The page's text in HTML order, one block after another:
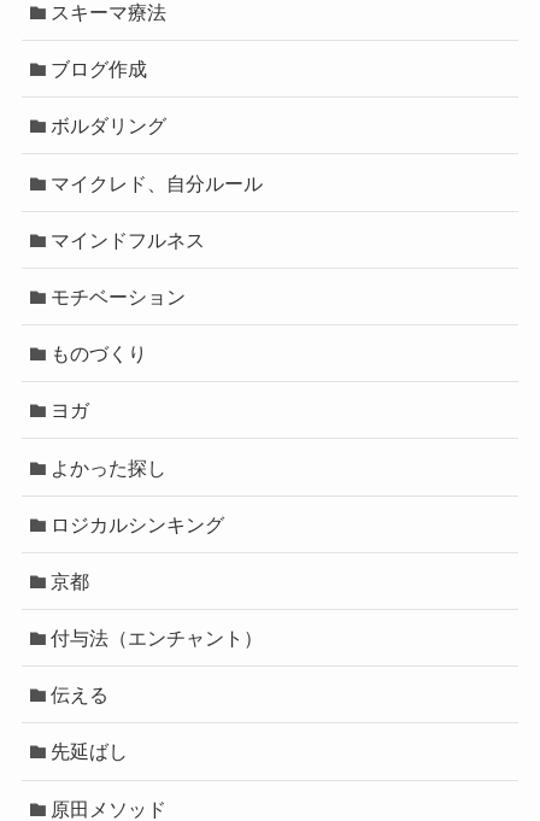
スキーマ療法
ブログ作成
ボルダリング
マイクレド、自分ルール
マインドフルネス
モチベーション
ものづくり
ヨガ
よかった探し
ロジカルシンキング
京都
付与法（エンチャント）
伝える
先延ばし
原田メソッド